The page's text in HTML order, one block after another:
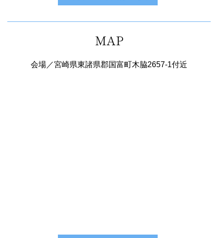
MAP
会場／宮崎県東諸県郡国富町木脇2657-1付近